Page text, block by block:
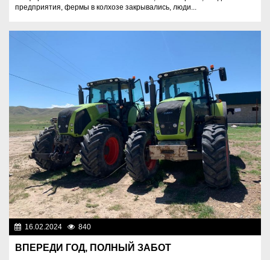
предприятия, фермы в колхозе закрывались, люди...
16.02.2024 840
ВПЕРЕДИ ГОД, ПОЛНЫЙ ЗАБОТ